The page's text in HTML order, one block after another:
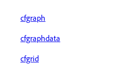
cfgraph
cfgraphdata
cfgrid